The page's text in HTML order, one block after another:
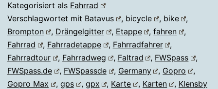
Kategorisiert als Fahrrad
Verschlagwortet mit Batavus , bicycle , bike
,
Brompton
, Drängelgitter , Etappe ,fahren
,
Fahrrad
, Fahrradetappe , Fahrradfahrer
,
Fahrradtour
, Fahrradweg , Faltrad , FWSpass
,
FWSpass.de
, FWSpassde , Germany , Gopro
,
Gopro Max
, gps , gpx , Karte , Karten , Klensby